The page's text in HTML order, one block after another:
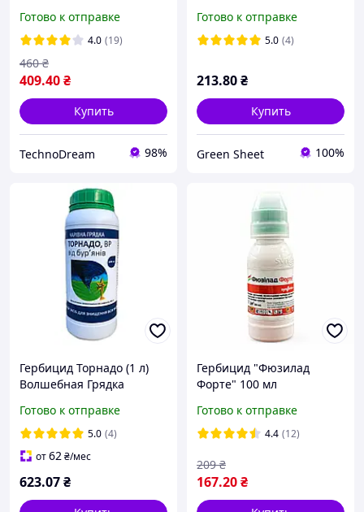
огорода средство против
многолетних сорняков
Готово к отправке
4.0 (19)
409.40₴
460 ₴
Купить
TechnoDream 98%
Готово к отправке
5.0 (4)
213.80₴
Купить
Green Sheet 100%
Гербицид Торнадо (1 л)
Волшебная Грядка
Готово к отправке
5.0 (4)
от62₴/мес
623.07₴
Гербицид "Фюзилад
Форте" 100 мл
Готово к отправке
4.4 (12)
167.20₴
209 ₴